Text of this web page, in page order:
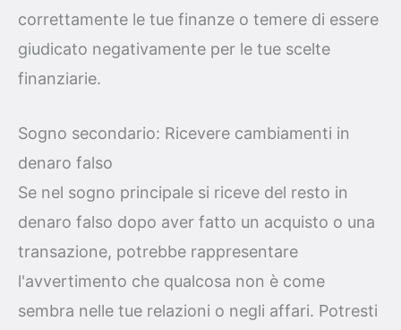
correttamente le tue finanze o temere di essere
giudicato negativamente per le tue scelte
finanziarie.
Sogno secondario: Ricevere cambiamenti in
denaro falso
Se nel sogno principale si riceve del resto in
denaro falso dopo aver fatto un acquisto o una
transazione, potrebbe rappresentare
l'avvertimento che qualcosa non è come
sembra nelle tue relazioni o negli affari. Potresti